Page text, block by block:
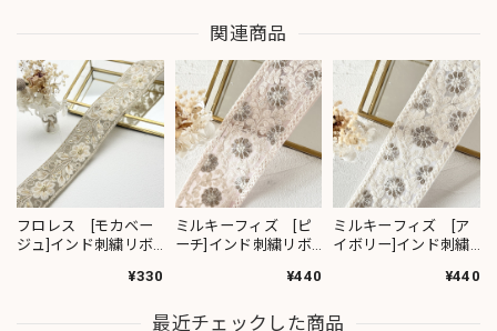
関連商品
フロレス [モカベー
ジュ]インド刺繍リボ
¥330
ミルキーフィズ [ピ
ーチ]インド刺繍リボ
¥440
ミルキーフィズ [ア
イボリー]インド刺繍
¥440
最近チェックした商品